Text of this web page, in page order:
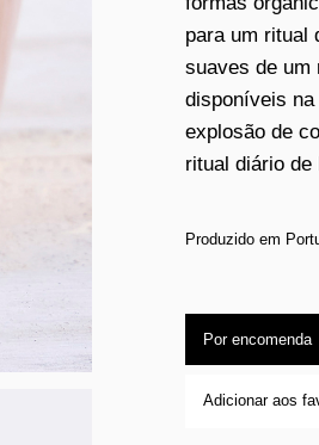
para um ritual
suaves de um
disponíveis
explosão de
ritual diário de
Produzido em
Por encomenda
Adicionar aos